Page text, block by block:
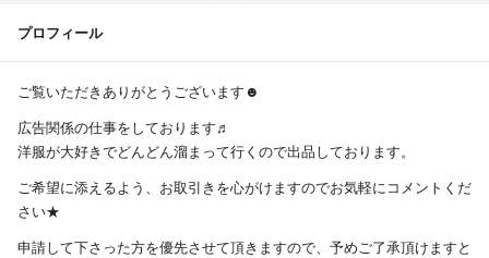
プロフィール
ご覧いただきありがとうございます☻
広告関係の仕事をしております♬
洋服が大好きでどんどん溜まって行くので出品しております。
ご希望に添えるよう、お取引きを心がけますのでお気軽にコメントくだ
さい★
申請して下さった方を優先させて頂きますので、予めご了承頂けますと